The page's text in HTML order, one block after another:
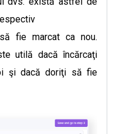
fie marcat ca nou.
utilă dacă încărcaţi
şi dacă doriţi să fie